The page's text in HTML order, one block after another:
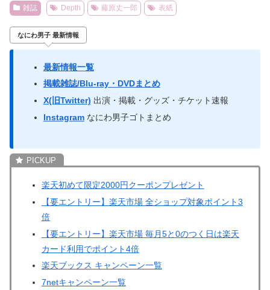
雑誌 Depth 藤原丈一郎 表紙
なにわ男子 最新情報
最新情報一覧
掲載雑誌/Blu-ray・DVDまとめ
X(旧Twitter) 出演・掲載・グッズ・チケット速報
Instagramなにわ男子ゴトまとめ
楽天初めて限定2000円クーポンプレゼント
【要エントリー】楽天市場 全ショップ対象ポイント3
倍
【要エントリー】楽天市場 毎月5と0のつく日は楽天
カード利用でポイント4倍
楽天ブックス キャンペーン一覧
7netキャンペーン一覧